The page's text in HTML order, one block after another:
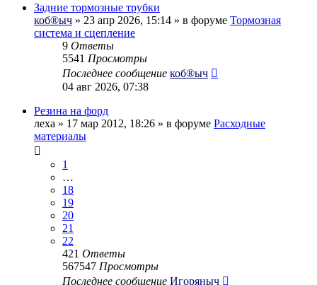
Задние тормозные трубки
коб®ыч » 23 апр 2026, 15:14 » в форуме Тормозная
система и сцепление
9 Ответы
5541 Просмотры
Последнее сообщение коб®ыч
04 авг 2026, 07:38
Резина на форд
леха » 17 мар 2012, 18:26 » в форуме Расходные
материалы
1
…
18
19
20
21
22
421 Ответы
567547 Просмотры
Последнее сообщение Игоряныч